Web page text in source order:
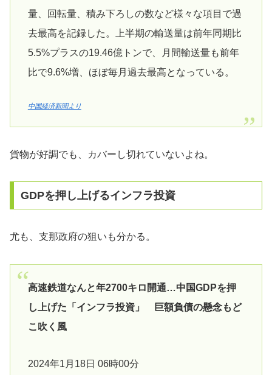
量、回転量、積み下ろしの数など様々な項目で過
去最高を記録した。上半期の輸送量は前年同期比
5.5%プラスの19.46億トンで、月間輸送量も前年
比で9.6%増、ほぼ毎月過去最高となっている。
中国経済新聞より
貨物が好調でも、カバーし切れていないよね。
GDPを押し上げるインフラ投資
尤も、支那政府の狙いも分かる。
高速鉄道なんと年2700キロ開通…中国GDPを押
し上げた「インフラ投資」 巨額負債の懸念もど
こ吹く風
2024年1月18日 06時00分